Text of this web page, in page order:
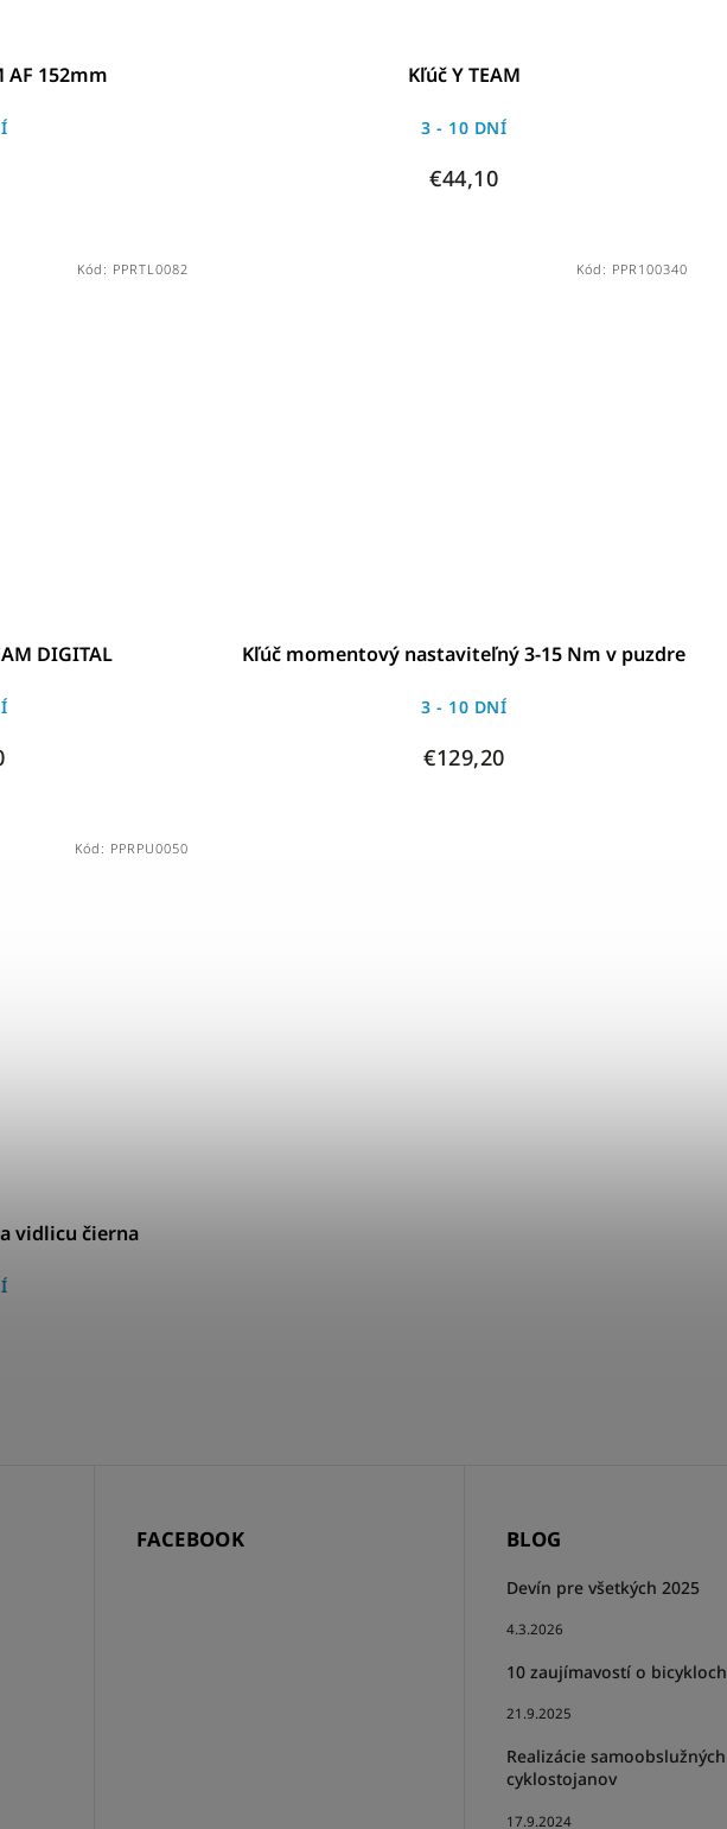
AF 152mm Kľúč Y TEAM
3 - 10 DNÍ
€44,10
DIGITAL
Kód: PPRTL0082
Kľúč momentový nastaviteľný 3-15 Nm v puzdre
3 - 10 DNÍ
€129,20
Kód: PPR100340
vidlicu čierna
Kód: PPRPU0050
FACEBOOK BLOG
Devín pre všetkých 2025
4.3.2026
10 zaujímavostí o bicykloch
21.9.2025
Realizácie samoobslužných
cyklostojanov
17.9.2024